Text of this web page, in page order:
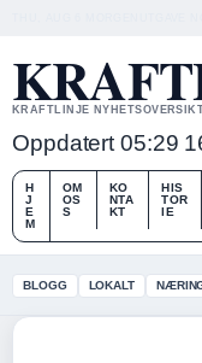
KRAFTLINJE
Oppdatert 05:29
H
J
E
M
OM
OS
S
KO
NTA
KT
HIS
TOR
IE
BLOGG LOKALT